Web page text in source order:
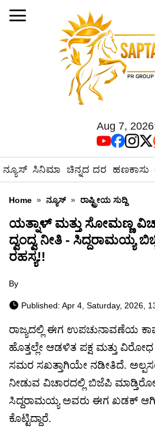
Aug 7, 2026
ನ್ಯೂಸ್ ಸಿನಿಮಾ ಚಿನ್ನದ ದರ ಹಣಕಾಸು
Home » ನ್ಯೂಸ್ » ರಾಷ್ಟ್ರೀಯ ಸುದ್ದಿ
ಯತ್ನಾಳ್ ಮತ್ತು ಸೋಮಣ್ಣ
ದ್ವಂದ್ವ ನೀತಿ - ಸಿದ್ದರಾಮಯ್ಯ
ರಹಸ್ಯ!!
By
Published: Apr 4, Saturday, 2026,
ರಾಜ್ಯದಲ್ಲಿ ಈಗ ಉಪಚುನಾವಣೆಯ
ಹೊತ್ತಲ್ಲೇ ಆಡಳಿತ ಪಕ್ಷ ಮತ್ತು
ಸಮರ ಸಖತ್ತಾಗಿಯೇ ನಡೀತಿದೆ.
ನೀಡುವ ವಿಚಾರದಲ್ಲಿ ಬಿಜೆಪಿ
ಸಿದ್ದರಾಮಯ್ಯ ಅವರು ಈಗ ಖಡಕ್
ಕೊಟ್ಟಿದ್ದಾರೆ.